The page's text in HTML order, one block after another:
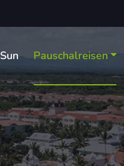
Pauschalreisen